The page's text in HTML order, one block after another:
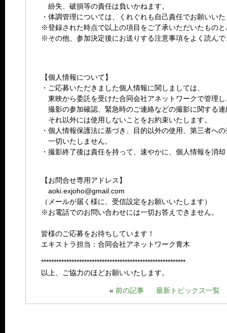
紛失、破損等の責任は負いかねます。
・体調管理については、くれぐれも自己責任でお願いい
※登録された時点で以上の項目をご了承いただいたもの
※その他、参加決定後にお送りする注意事項をよく読ん
【個人情報について】
・ご応募いただきました個人情報に関しましては、
東映から委託を受けた合同会社アネットワークで管理し
撮影の参加確認、緊急時のご連絡などの撮影に関する
それ以外には使用しないことをお約束いたします。
・個人情報保護法に基づき、目的以外の使用、第三者へ
一切いたしません。
・撮影終了後は責任を持って、速やかに、個人情報を消
【お問合せ専用アドレス】
aoki.exjoho@gmail.com
（メールが届く様に、受信設定をお願いいたします）
※お電話でのお問い合わせには一切お答えできません。
皆様のご応募をお待ちしています！
エキストラ担当：合同会社アネットワーク青木
*********************************************************
以上、ご協力のほどお願いいたします。
« 前の記事 最新トピックス一覧